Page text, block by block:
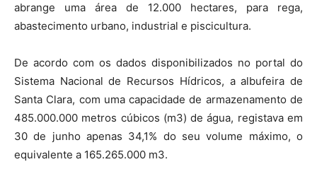
abrange uma área de 12.000 hectares, para rega,
abastecimento urbano, industrial e piscicultura.
De acordo com os dados disponibilizados no portal do
Sistema Nacional de Recursos Hídricos, a albufeira de
Santa Clara, com uma capacidade de armazenamento de
485.000.000 metros cúbicos (m3) de água, registava em
30 de junho apenas 34,1% do seu volume máximo, o
equivalente a 165.265.000 m3.